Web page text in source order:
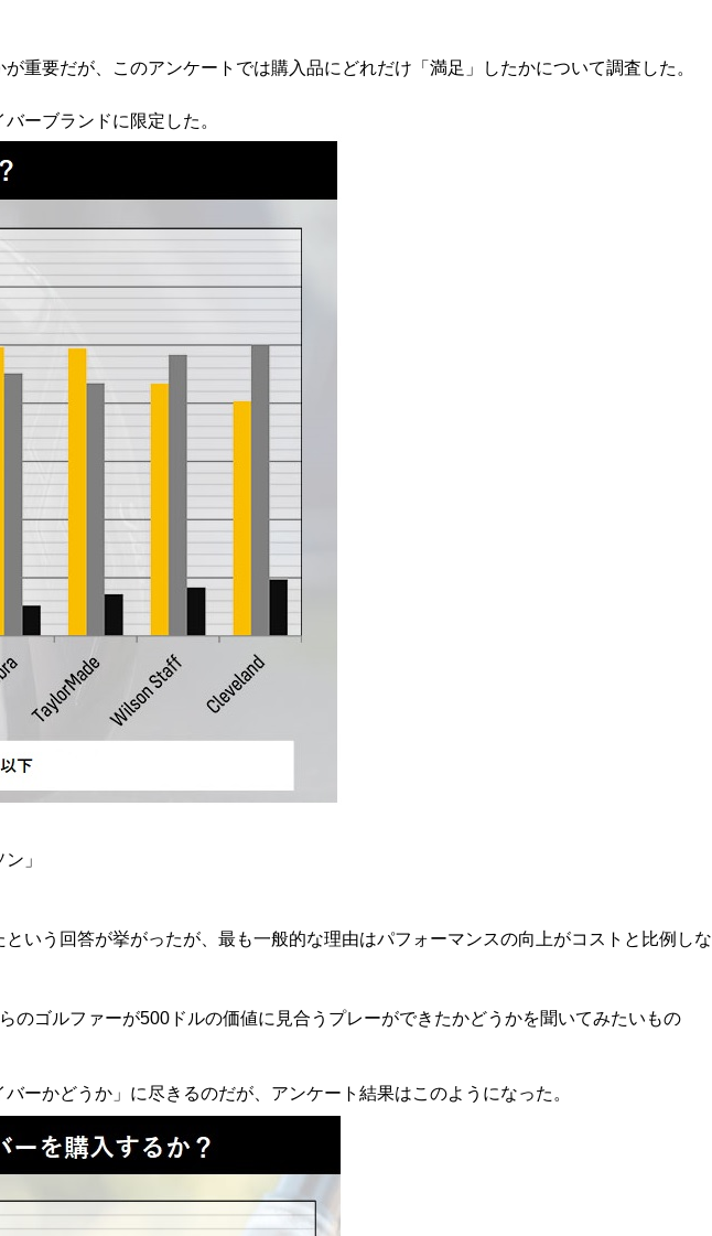
重要だが、このアンケートでは購入品にどれだけ「満足」したかについて調査した。
ーブランドに限定した。
」
いう回答が挙がったが、最も一般的な理由はパフォーマンスの向上がコストと比例しな
ゴルファーが500ドルの価値に見合うプレーができたかどうかを聞いてみたいもの
ーかどうか」に尽きるのだが、アンケート結果はこのようになった。